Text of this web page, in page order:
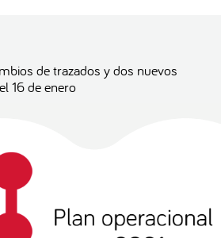
de trazados y dos nuevos
16 de enero